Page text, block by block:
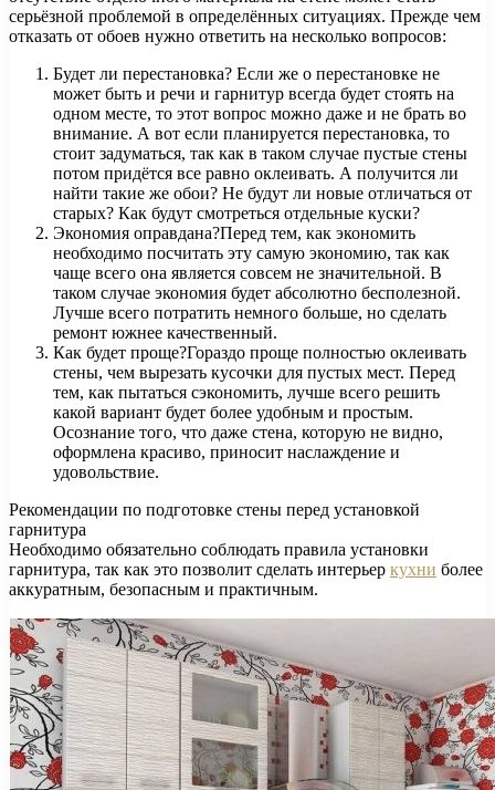
серьёзной проблемой в определённых ситуациях. Прежде чем
отказать от обоев нужно ответить на несколько вопросов:
Будет ли перестановка? Если же о перестановке не
может быть и речи и гарнитур всегда будет стоять на
одном месте, то этот вопрос можно даже и не брать во
внимание. А вот если планируется перестановка, то
стоит задуматься, так как в таком случае пустые стены
потом придётся все равно оклеивать. А получится ли
найти такие же обои? Не будут ли новые отличаться от
старых? Как будут смотреться отдельные куски?
Экономия оправдана?Перед тем, как экономить
необходимо посчитать эту самую экономию, так как
чаще всего она является совсем не значительной. В
таком случае экономия будет абсолютно бесполезной.
Лучше всего потратить немного больше, но сделать
ремонт южнее качественный.
Как будет проще?Гораздо проще полностью оклеивать
стены, чем вырезать кусочки для пустых мест. Перед
тем, как пытаться сэкономить, лучше всего решить
какой вариант будет более удобным и простым.
Осознание того, что даже стена, которую не видно,
оформлена красиво, приносит наслаждение и
удовольствие.
Рекомендации по подготовке стены перед установкой
гарнитура
Необходимо обязательно соблюдать правила установки
гарнитура, так как это позволит сделать интерьер кухни более
аккуратным, безопасным и практичным.